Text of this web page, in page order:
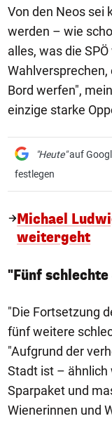
Von den Neos sei
werden – wie
alles, was die
Bord werfen",
einzige starke
"Heute"auf
festlegen
Michael
weitergeht
"Fünf
"Die Fortsetzung
fünf weitere
"Aufgrund der
Stadt ist – ähnlich
Sparpaket und
Wienerinnen und